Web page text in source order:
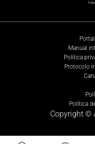
Manual
Política
Protocolo
Política
Copyright ©